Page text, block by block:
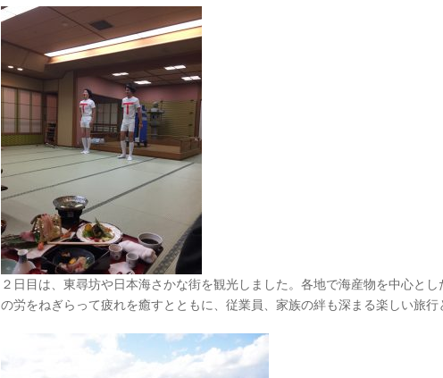
２日目は、東尋坊や日本海さかな街を観光しました。各地で海産物を中心と
の労をねぎらって疲れを癒すとともに、従業員、家族の絆も深まる楽しい旅行